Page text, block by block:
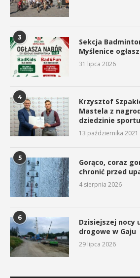
3
Sekcja
Myślenice
31 lipca 2026
4
Krzysztof
Mastela z
dziedzinie sportu
13 października 2021
5
Gorąco, coraz
chronić przed
4 sierpnia 2026
6
Dzisiejszej nocy
drogowe w Gaju
29 lipca 2026